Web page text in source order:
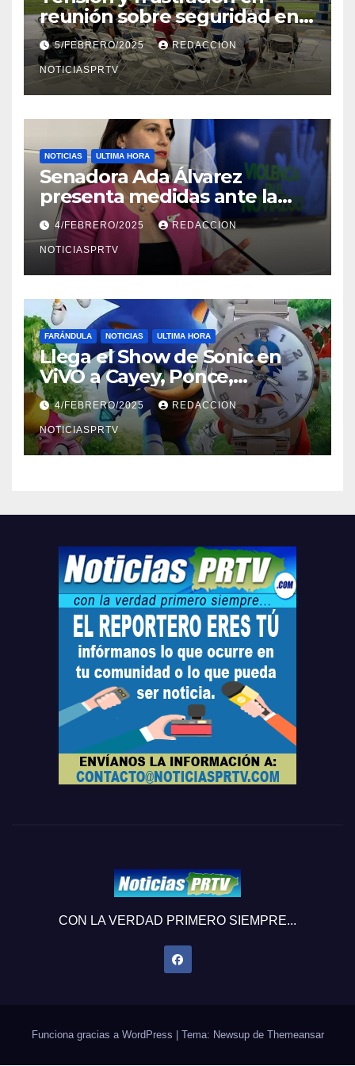
reunión sobre seguridad en
Reparto Metropolitano
5/FEBRERO/2025 REDACCION
NOTICIASPRTV
NOTICIAS ULTIMA HORA
Senadora Ada Álvarez
presenta medidas ante la
violencia en el noviazgo
4/FEBRERO/2025 REDACCION
NOTICIASPRTV
FARÁNDULA NOTICIAS ULTIMA HORA
Llega el Show de Sonic en
ViVO a Cayey, Ponce,
Barceloneta y Humacao,
Relojes gratis para el que
compre ahora….
4/FEBRERO/2025 REDACCION
NOTICIASPRTV
CON LA VERDAD PRIMERO SIEMPRE...
Funciona gracias a WordPress | Tema: Newsup de Themeansar